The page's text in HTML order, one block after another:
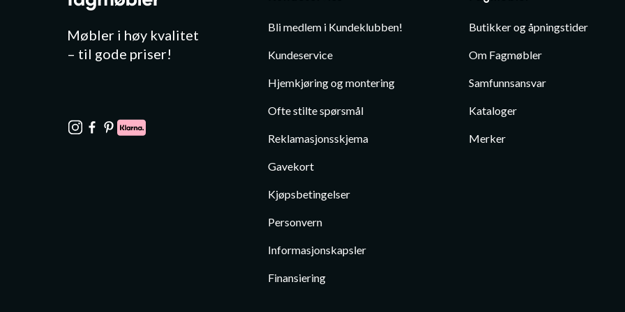
Møbler i høy kvalitet
– til gode priser!
Bli medlem i Kundeklubben!
Kundeservice
Hjemkjøring og montering
Ofte stilte spørsmål
Reklamasjonsskjema
Gavekort
Kjøpsbetingelser
Personvern
Informasjonskapsler
Finansiering
Butikker og åpningstider
Om Fagmøbler
Samfunnsansvar
Kataloger
Merker